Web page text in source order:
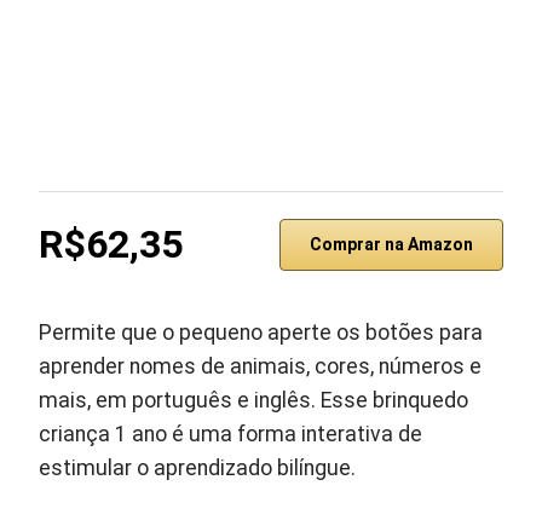
R$62,35 Comprar na Amazon
Permite que o pequeno aperte os botões para
aprender nomes de animais, cores, números e
mais, em português e inglês. Esse brinquedo
criança 1 ano é uma forma interativa de
estimular o aprendizado bilíngue.